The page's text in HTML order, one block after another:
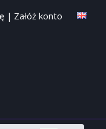
| Załóż konto